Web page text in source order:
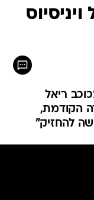
ריאל
הקודמת,
להחזיק"